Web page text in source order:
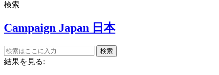
検索
Campaign Japan 日本
結果を見る: